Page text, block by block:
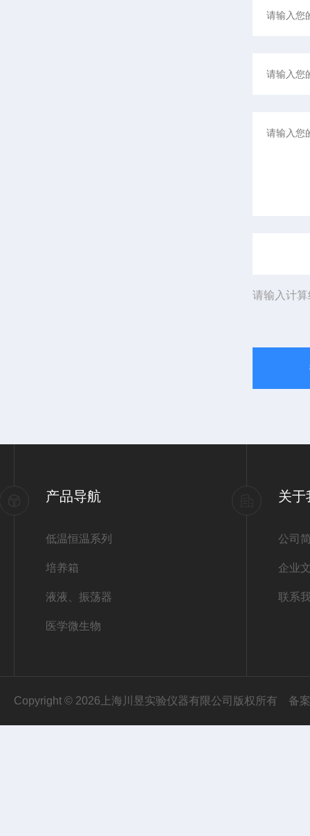
请输入计
产品导航
低温恒温系列
培养箱
液液、振荡器
医学微生物
关于
公司
企业
联系
Copyright © 2026上海川昱实验仪器有限公司版权所有 备